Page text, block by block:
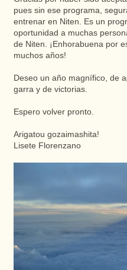
pues sin ese programa,
entrenar en Niten. Es un
oportunidad a muchas
de Niten. ¡Enhorabuena por
muchos años!
Deseo un año magnífico, de
garra y de victorias.
Espero volver pronto.
Arigatou gozaimashita!
Lisete Florenzano